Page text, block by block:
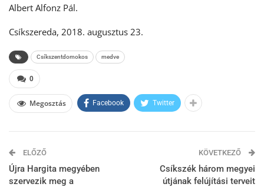
Albert Alfonz Pál.
Csíkszereda, 2018. augusztus 23.
Csíkszentdomokos medve
0
Megosztás Facebook Twitter
ELŐZŐ
Újra Hargita megyében
szervezik meg a
KÖVETKEZŐ
Csíkszék három megyei
útjának felújítási terveit